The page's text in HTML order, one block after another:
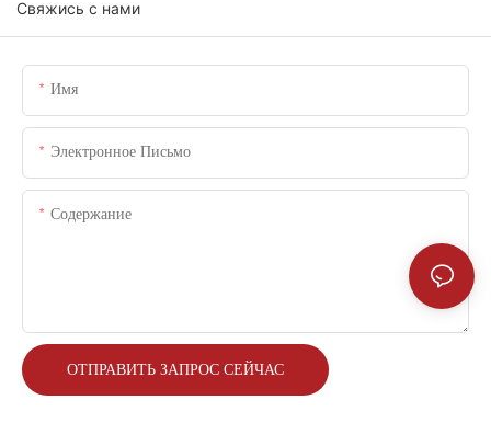
Свяжись с нами
Имя
Электронное Письмо
Содержание
ОТПРАВИТЬ ЗАПРОС СЕЙЧАС